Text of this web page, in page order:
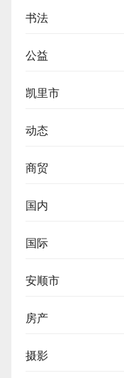
书法
公益
凯里市
动态
商贸
国内
国际
安顺市
房产
摄影